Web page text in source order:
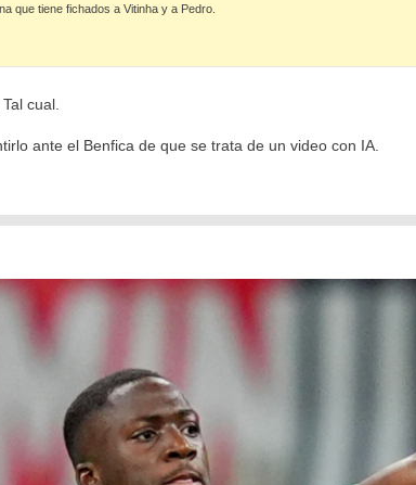
que tiene fichados a Vitinha y a Pedro.
cual.
ante el Benfica de que se trata de un video con IA.